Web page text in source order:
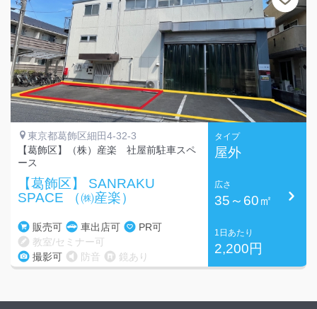
東京都葛飾区細田4-32-3
【葛飾区】（株）産楽 社屋前駐車スペ
ース
【葛飾区】 SANRAKU
SPACE （㈱産楽）
販売可 車出店可
PR可
教室/セミナー可
撮影可
防音 鏡あり
タイプ
屋外
広さ
35～60㎡
1日あたり
2,200円